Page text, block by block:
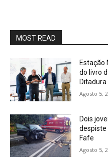
MOST READ
Estação
do livro
Ditadura
Agosto 5,
Dois
Fafe
Agosto 5,